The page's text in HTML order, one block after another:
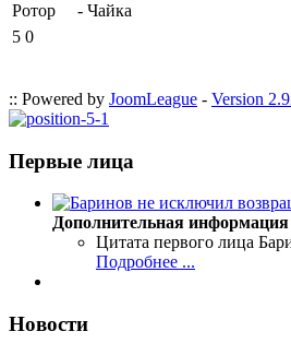
Ротор - Чайка
5 0
:: Powered by JoomLeague - Version
Первые лица
Дополнительная информация
Цитата первого лица
Подробнее ...
Новости